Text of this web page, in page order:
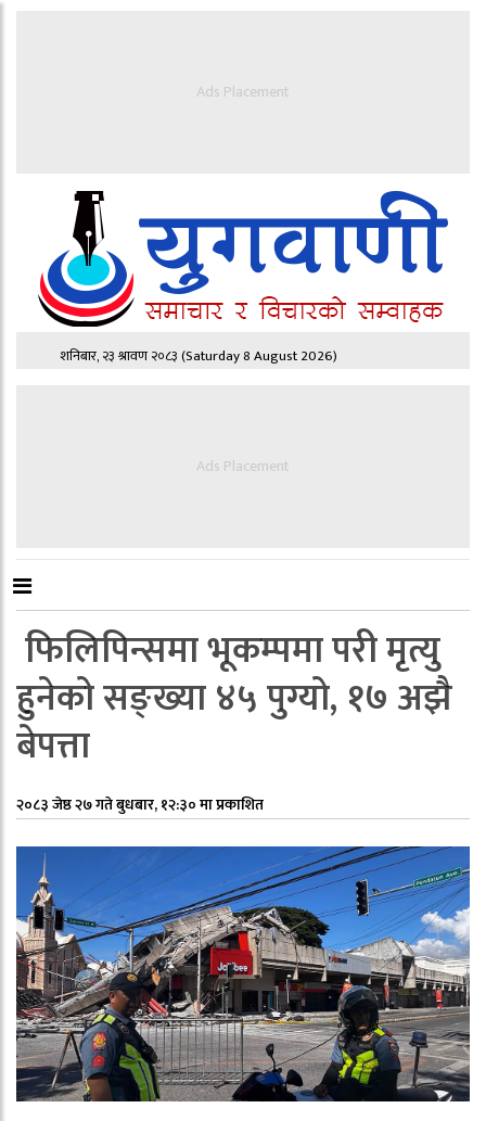
Ads Placement
शनिबार, २३ श्रावण २०८३(Saturday 8 August 2026)
Ads Placement
फिलिपिन्समा भूकम्पमा परी मृत्यु
हुनेको सङ्ख्या ४५ पुग्यो, १७ अझै
बेपत्ता
२०८३ जेष्ठ २७ गते बुधबार, १२:३० मा प्रकाशित